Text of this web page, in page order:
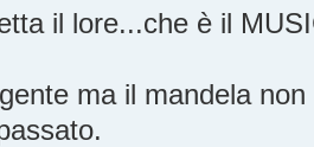
il lore...che è il
ma il mandela